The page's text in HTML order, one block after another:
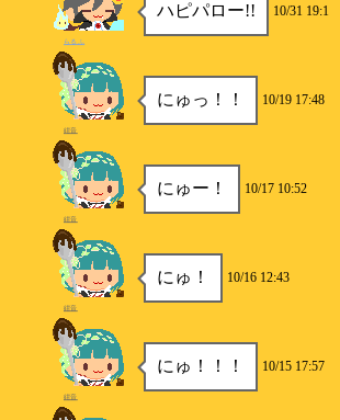
ハピパロー!! 10/31 19:1
らるふ
にゅっ！！ 10/19 17:48
紺音
にゅー！ 10/17 10:52
紺音
にゅ！ 10/16 12:43
紺音
にゅ！！！ 10/15 17:57
紺音